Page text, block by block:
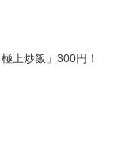
上炒飯」300円！